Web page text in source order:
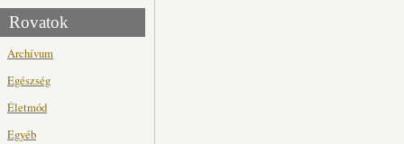
Rovatok
Archívum
Egészség
Életmód
Egyéb